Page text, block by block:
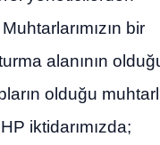
bir
alanının
olduğu
iktidarımızda;